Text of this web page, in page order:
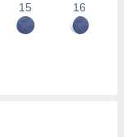
15 16